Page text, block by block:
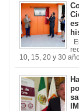
10, 15, 20 y 30